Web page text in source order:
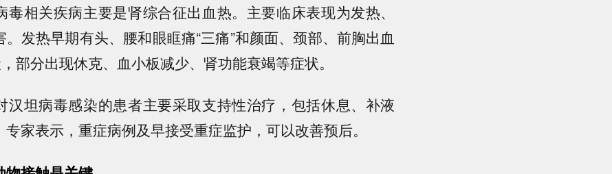
毒相关疾病主要是肾综合征出血热。主要临床表现为发热、
发热早期有头、腰和眼眶痛“三痛”和颜面、颈部、前胸出血
部分出现休克、血小板减少、肾功能衰竭等症状。
汉坦病毒感染的患者主要采取支持性治疗，包括休息、补液
家表示，重症病例及早接受重症监护，可以改善预后。